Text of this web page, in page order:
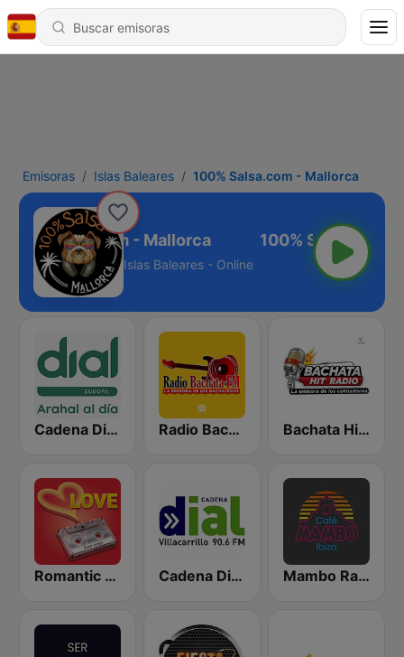
Emisoras Islas Baleares 100% Salsa.com - Mallorca
Salsa.com - Mallorca
Islas Baleares - Online
Cadena Dial Europa Radio Bachata Bachata Hit Radio
Romantic Vibes Cadena Dial Villacarrillo Mambo Radio